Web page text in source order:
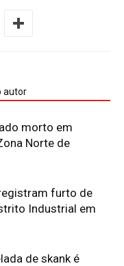
autor
morto em
Norte de
furto de
Industrial em
de skank é